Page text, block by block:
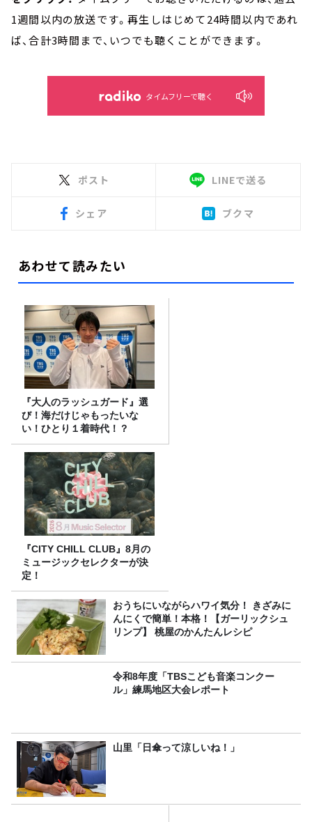
1週間以内の放送です。再生しはじめて24時間以内であれ
ば、合計3時間まで、いつでも聴くことができます。
タイムフリーで聴く
ポスト LINEで送る
シェア ブクマ
あわせて読みたい
『大人のラッシュガード』選
び！海だけじゃもったいな
い！ひとり１着時代！？
『CITY CHILL CLUB』8月の
ミュージックセレクターが決
定！
おうちにいながらハワイ気分！ きざみに
んにくで簡単！本格！【ガーリックシュ
リンプ】 桃屋のかんたんレシピ
令和8年度「TBSこども音楽コンクー
ル」練馬地区大会レポート
山里「日傘って涼しいね！」